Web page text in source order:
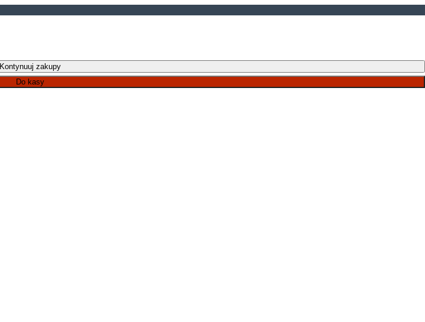
Kontynuuj zakupy
Do kasy